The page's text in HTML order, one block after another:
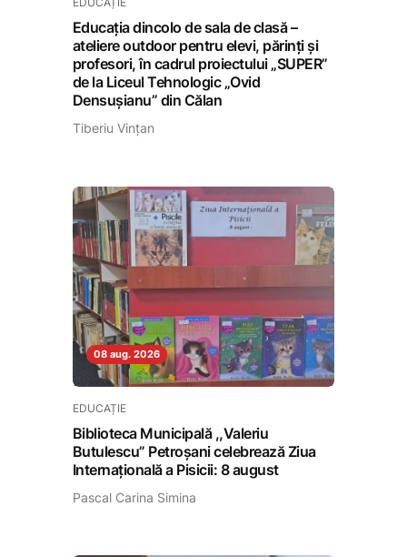
Educația dincolo de sala de clasă –
ateliere outdoor pentru elevi, părinți și
profesori, în cadrul proiectului „SUPER”
de la Liceul Tehnologic „Ovid
Densușianu” din Călan
Tiberiu Vințan
08 aug. 2026
EDUCAȚIE
Biblioteca Municipală ,,Valeriu
Butulescu” Petroșani celebrează Ziua
Internațională a Pisicii: 8 august
Pascal Carina Simina